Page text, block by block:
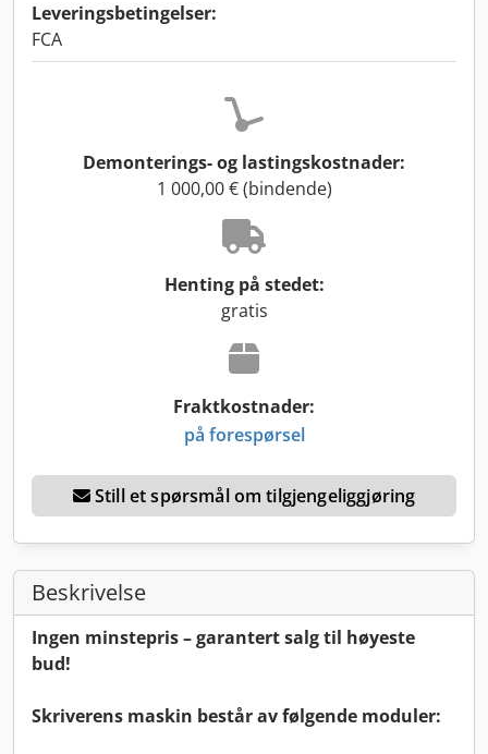
Leveringsbetingelser:
FCA
Demonterings- og lastingskostnader:
1 000,00 € (bindende)
Henting på stedet:
gratis
Fraktkostnader:
på forespørsel
Still et spørsmål om tilgjengeliggjøring
Beskrivelse
Ingen minstepris – garantert salg til høyeste
bud!
Skriverens maskin består av følgende moduler: